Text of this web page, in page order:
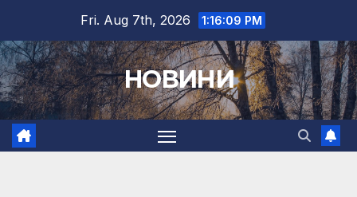
content
Fri. Aug 7th, 2026 1:16:10 PM
НОВИНИ